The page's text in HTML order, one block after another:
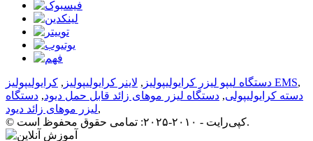
لاینر کرایولیپولیز,
دستگاه لیزر موهای زائد قابل حمل دیود,دستگاه
© کپی‌رایت - ۲۰۱۰-۲۰۲۵: تمامی حقوق محفوظ است.
ارسال ایمیل
واتساپ
x